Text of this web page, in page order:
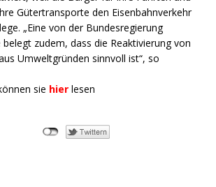
Gütertransporte den Eisenbahnverkehr
„Eine von der Bundesregierung
zudem, dass die Reaktivierung von
Umweltgründen sinnvoll ist“, so
sie hier lesen